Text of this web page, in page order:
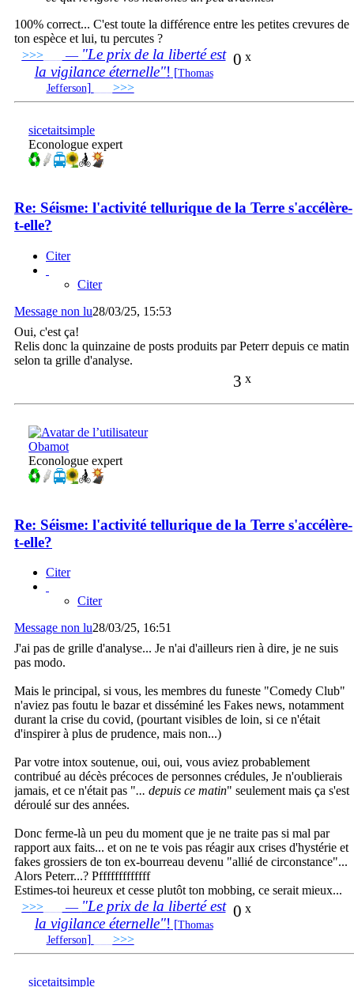
100% correct... C'est toute la différence entre les petites crevures de
ton espèce et lui, tu percutes ?
0 x
>>>___ — "Le prix de la liberté est
la vigilance éternelle"! [Thomas
Jefferson] >>>______________________________
sicetaitsimple
Econologue expert
Re: Séisme: l'activité tellurique de la Terre s'accélère-
t-elle?
Citer
Citer
Message non lu28/03/25, 15:53
Oui, c'est ça!
Relis donc la quinzaine de posts produits par Peterr depuis ce matin
selon ta grille d'analyse.
3 x
Obamot
Econologue expert
Re: Séisme: l'activité tellurique de la Terre s'accélère-
t-elle?
Citer
Citer
Message non lu28/03/25, 16:51
J'ai pas de grille d'analyse... Je n'ai d'ailleurs rien à dire, je ne suis
pas modo.
Mais le principal, si vous, les membres du funeste "Comedy Club"
n'aviez pas foutu le bazar et disséminé les Fakes news, notamment
durant la crise du covid, (pourtant visibles de loin, si ce n'était
d'inspirer à plus de prudence, mais non...)
Par votre intox soutenue, oui, oui, vous aviez probablement
contribué au décès précoces de personnes crédules, Je n'oublierais
jamais, et ce n'était pas "... depuis ce matin" seulement mais ça s'est
déroulé sur des années.
Donc ferme-là un peu du moment que je ne traite pas si mal par
rapport aux faits... et on ne te vois pas réagir aux crises d'hystérie et
fakes grossiers de ton ex-bourreau devenu "allié de circonstance"...
Alors Peterr...? Pfffffffffffff
Estimes-toi heureux et cesse plutôt ton mobbing, ce serait mieux...
0 x
>>>___ — "Le prix de la liberté est
la vigilance éternelle"! [Thomas
Jefferson] >>>______________________________
sicetaitsimple